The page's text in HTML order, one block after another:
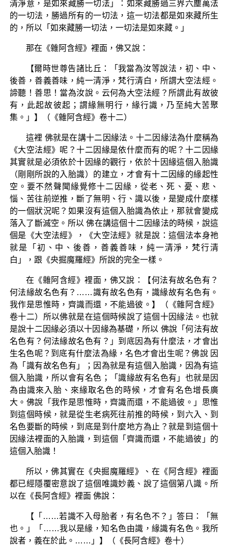
清淨意，是如來藏勝一切法」：如來藏勝過三界六塵萬法
的一切法，勝過所有的一切法，這一切法都是如來藏所生
的，所以「如來藏勝一切法，一切法是如來藏。」
那在《雜阿含經》裡面，佛又說：
【爾時世尊告諸比丘：「我當為汝等說法，初、中、
後善，善義善味，純一清淨，梵行清白，所謂大空法經。
諦聽！善思！當為汝說。云何為大空法經？所謂此有故彼
有，此起故彼起；謂緣無明行，緣行識，乃至純大苦聚
集。」】（《雜阿含經》卷十二）
這裡 佛就是在講十二因緣法。十二因緣法為什麼稱為
《大空法經》呢？十二因緣是依什麼而有的呢？十二因緣
其實就是必須依於十因緣的觀行，依於十因緣這個入胎識
（剛剛所說的入胎識）的建立，才會有十二因緣的緣起性
空。要不然聲聞緣覺修十二因緣，從老、死、憂、悲、
惱、苦往前逆推，斷了無明、行、識以後，是變成什麼樣
的一個狀況呢？如果沒有這個入胎識為依止，那就會變成
落入了斷滅空。所以 佛在講這個十二因緣法的時候，說這
個是《大空法經》，《大空法經》就是說：這個法本身祂
就是「初、中、後善，善義善味，純一清淨，梵行清
白」，跟《央掘魔羅經》所說的完全一樣。
在《雜阿含經》裡面，佛又說：【何法有故名色有？
何法緣故名色有？……識有故名色有，識緣故有名色有。
我作是思惟時，齊識而還，不能過彼。】（《雜阿含經》
卷十二）所以佛就是在這個時候說了這個十因緣法。也就
是說十二因緣必須以十因緣為基礎，所以 佛說「何法有故
名色有？何法緣故名色有？」到底因為有什麼法，才會出
生名色呢？到底有什麼法為緣，名色才會出生呢？佛說 因
為「識有故名色有」；因為就是有這個入胎識，因為有這
個入胎識，所以會有名色；「識緣故有名色有」也就是因
為由識來入胎、來緣取名色的時候，才會有名色增長廣
大。佛說「我作是思惟時，齊識而還，不能過彼。」思惟
到這個時候，就是從生老病死往前推的時候，到六入、到
名色要斷的時候，到底是到什麼地方為止？就是到這個十
因緣法裡面的入胎識，到這個「齊識而還，不能過彼」的
這個入胎識！
所以，佛其實在《央掘魔羅經》、在《阿含經》裡面
都已經隱覆密意說了這個唯識妙義、說了這個第八識。所
以在《長阿含經》裡面 佛說：
【「……若識不入母胎者，有名色不？」答曰：「無
也。」「……我以是緣，知名色由識，緣識有名色。我所
說者，義在於此。……」】（《長阿含經》卷十）